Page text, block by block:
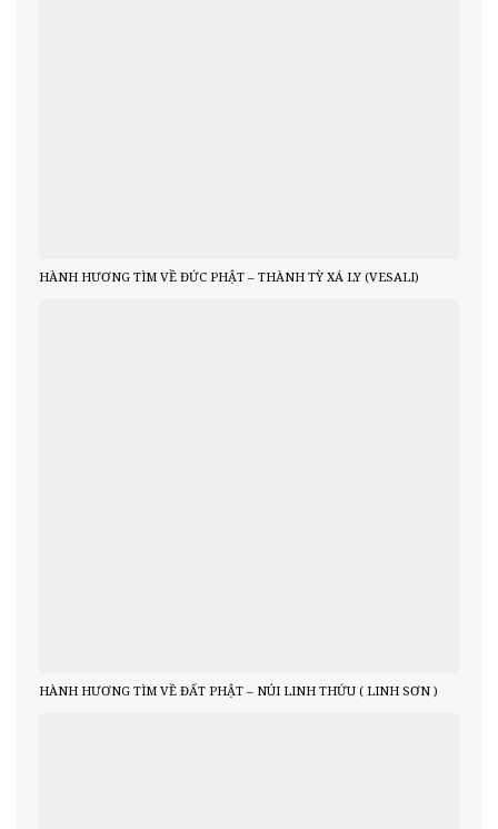
HÀNH HƯƠNG TÌM VỀ ĐỨC PHẬT – THÀNH TỲ XÁ LY (VESALI)
HÀNH HƯƠNG TÌM VỀ ĐẤT PHẬT – NÚI LINH THỨU ( LINH SƠN )